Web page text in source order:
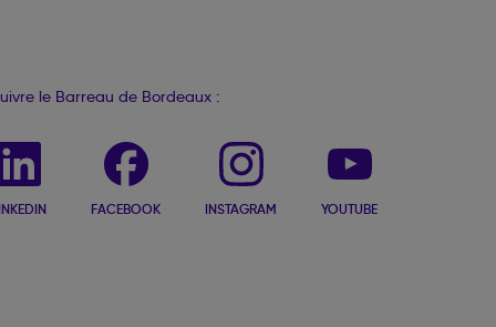
le Barreau de Bordeaux :
FACEBOOK INSTAGRAM YOUTUBE